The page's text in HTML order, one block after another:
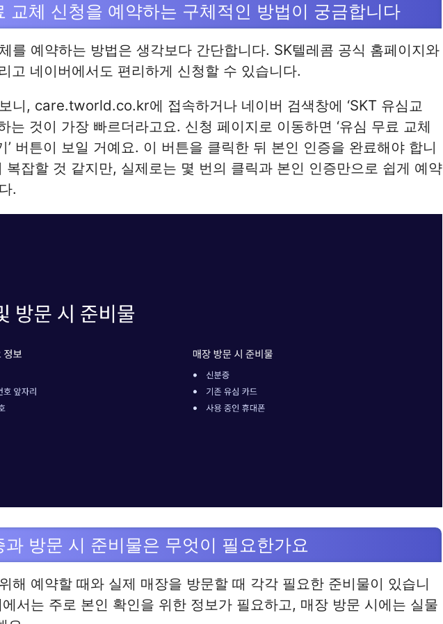
교체 신청을 예약하는 구체적인 방법이 궁금합니다
를 예약하는 방법은 생각보다 간단합니다. SK텔레콤 공식 홈페이지와
고 네이버에서도 편리하게 신청할 수 있습니다.
니, care.tworld.co.kr에 접속하거나 네이버 검색창에 ‘SKT 유심교
는 것이 가장 빠르더라고요. 신청 페이지로 이동하면 ‘유심 무료 교체
’ 버튼이 보일 거예요. 이 버튼을 클릭한 뒤 본인 인증을 완료해야 합니
복잡할 것 같지만, 실제로는 몇 번의 클릭과 본인 인증만으로 쉽게 예약
.
과 방문 시 준비물은 무엇이 필요한가요
해 예약할 때와 실제 매장을 방문할 때 각각 필요한 준비물이 있습니
서는 주로 본인 확인을 위한 정보가 필요하고, 매장 방문 시에는 실물